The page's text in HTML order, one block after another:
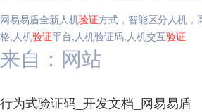
网易易盾全新人机验证方式，智能区分人机，
格,人机验证平台,人机验证码,人机交互验证
来自：网站
行为式验证码_开发文档_网易易盾